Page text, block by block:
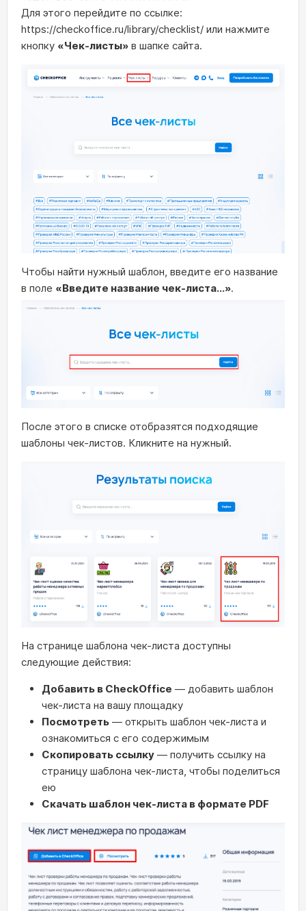
Для этого перейдите по ссылке:
https://checkoffice.ru/library/checklist/ или нажмите
кнопку «Чек-листы» в шапке сайта.
Чтобы найти нужный шаблон, введите его название
в поле «Введите название чек-листа...».
После этого в списке отобразятся подходящие
шаблоны чек-листов. Кликните на нужный.
На странице шаблона чек-листа доступны
следующие действия:
Добавить в CheckOffice — добавить шаблон
чек-листа на вашу площадку
Посмотреть — открыть шаблон чек-листа и
ознакомиться с его содержимым
Скопировать ссылку — получить ссылку на
страницу шаблона чек-листа, чтобы поделиться
ею
Скачать шаблон чек-листа в формате PDF